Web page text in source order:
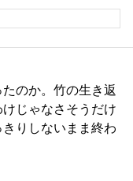
のか。竹の生き返
じゃなさそうだけ
りしないまま終わ